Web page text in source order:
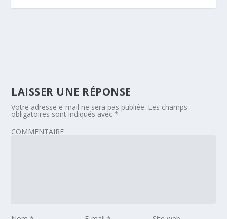
LAISSER UNE RÉPONSE
Votre adresse e-mail ne sera pas publiée. Les champs
obligatoires sont indiqués avec*
COMMENTAIRE